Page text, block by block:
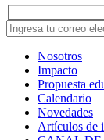
Nosotros
Impacto
Propuesta
Calendario
Novedades
Artículos de